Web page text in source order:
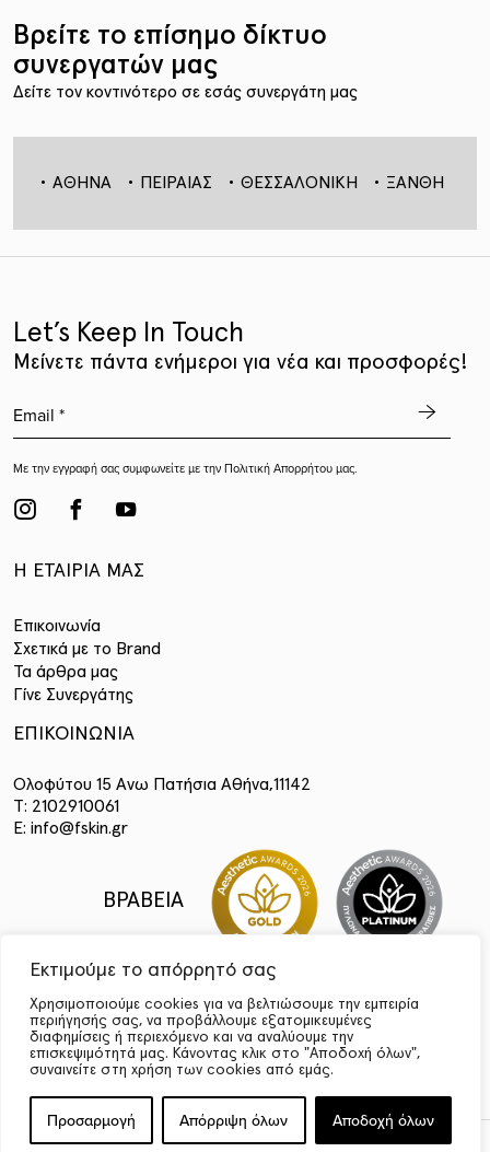
Εκτιμούμε το απόρρητό σας
Χρησιμοποιούμε cookies για να βελτιώσουμε την εμπειρία
περιήγησής σας, να προβάλλουμε εξατομικευμένες
διαφημίσεις ή περιεχόμενο και να αναλύουμε την
επισκεψιμότητά μας. Κάνοντας κλικ στο "Αποδοχή όλων",
συναινείτε στη χρήση των cookies από εμάς.
Προσαρμογή Απόρριψη όλων Αποδοχή όλων
Βρείτε το επίσημο δίκτυο
συνεργατών μας
Δείτε τον κοντινότερο σε εσάς συνεργάτη μας
ΑΘΗΝΑ ΠΕΙΡΑΙΑΣ ΘΕΣΣΑΛΟΝΙΚΗ ΞΑΝΘΗ
Let’s Keep In Touch
Mείνετε πάντα ενήμεροι για νέα και προσφορές!
Με την εγγραφή σας συμφωνείτε με τηνΠολιτική Απορρήτουμας.
Η ΕΤΑΙΡΊΑ ΜΑΣ
Επικοινωνία
Σχετικά με το Brand
Τα άρθρα μας
Γίνε Συνεργάτης
ΕΠΙΚΟΙΝΩΝΙΑ
Ολοφύτου 15 Ανω Πατήσια Αθήνα,11142
T: 2102910061
E: info@fskin.gr
ΒΡΑΒΕΙΑ
Design, Development & Marketing byDigitalUp